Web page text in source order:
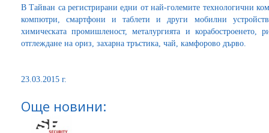
В Тайван са регистрирани едни от най-големите технологични
компютри, смартфони и таблети и други мобилни
химическата промишленост, металургията и корабостроенето,
отглеждане на ориз, захарна тръстика, чай, камфорово дърво.
23.03.2015 г.
Още новини: